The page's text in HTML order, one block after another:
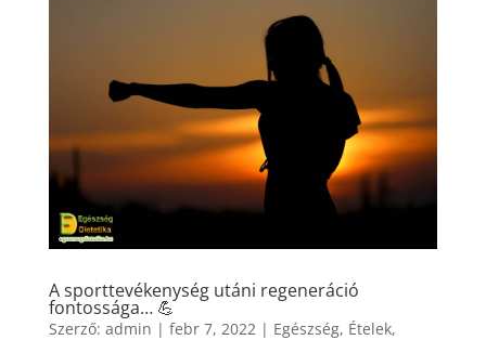
A sporttevékenység utáni regeneráció
fontossága… 💪
Szerző: admin | febr 7, 2022 | Egészség, Ételek,